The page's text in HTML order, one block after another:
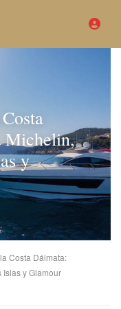
Michelin,
y
Costa Dálmata:
y Glamour